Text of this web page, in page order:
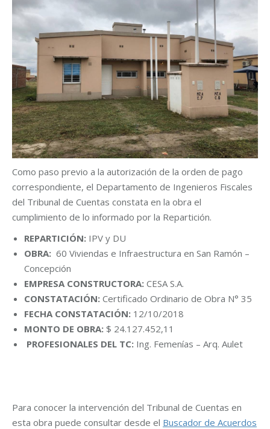
Como paso previo a la autorización de la orden de pago
correspondiente, el Departamento de Ingenieros Fiscales
del Tribunal de Cuentas constata en la obra el
cumplimiento de lo informado por la Repartición.
REPARTICIÓN: IPV y DU
OBRA: 60 Viviendas e Infraestructura en San Ramón –
Concepción
EMPRESA CONSTRUCTORA: CESA S.A.
CONSTATACIÓN: Certificado Ordinario de Obra N° 35
FECHA CONSTATACIÓN: 12/10/2018
MONTO DE OBRA: $ 24.127.452,11
PROFESIONALES DEL TC: Ing. Femenías – Arq. Aulet
Para conocer la intervención del Tribunal de Cuentas en
esta obra puede consultar desde el Buscador de Acuerdos